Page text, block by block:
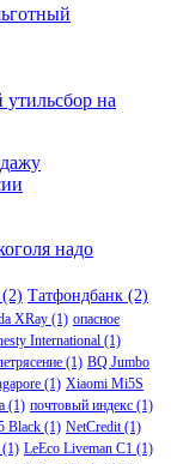
на
надо
(2) Татфондбанк (2)
XRay (1) опасное
International (1)
(1) BQ Jumbo
(1) Xiaomi Mi5S
(1) почтовый индекс (1)
Black (1) NetCredit(1)
(1) LeEco Liveman C1 (1)